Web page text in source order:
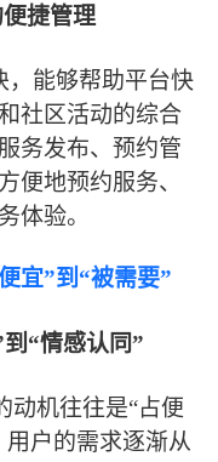
捷管理
，能够帮助平台快
社区活动的综合
务发布、预约管
便地预约服务、
体验。
宜”到“被需要”
“情感认同”
动机往往是“占便
户的需求逐渐从